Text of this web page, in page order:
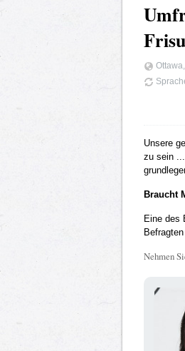
Unsere
zu sein
Braucht
Eine des
Nehmen